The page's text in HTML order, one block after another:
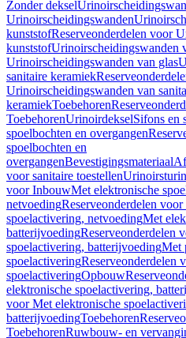
Zonder deksel
Urinoirscheidingswanden
kunststofReserveonderdelen voor
kunststofUrinoirscheidingswanden
Urinoirscheidingswanden van glas
sanitaire keramiek
Urinoirscheidingswanden van
keramiekToebehoren
ToebehorenUrinoirdekselSifons en
spoelbochten en overgangen
spoelbochten en
overgangenBevestigingsmateriaal
voor sanitaire toestellen
voor InbouwMet elektronische
netvoedingReserveonderdelen
spoelactivering, netvoedingMet
batterijvoedingReserveonderdelen
spoelactivering, batterijvoedingMet
spoelactiveringReserveonderdelen
spoelactiveringOpbouw
elektronische spoelactivering,
voor Met elektronische
batterijvoedingToebehoren
ToebehorenRuwbouw- en